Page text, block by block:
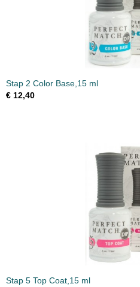
Stap 2 Color Base,15 ml
€ 12,40
Stap 5 Top Coat,15 ml